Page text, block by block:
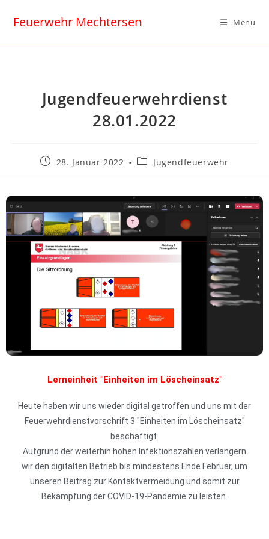
Feuerwehr Mechtersen Menü
Jugendfeuerwehrdienst
28.01.2022
28. Januar 2022 Jugendfeuerwehr
Lerneinheit "Einheiten im Löscheinsatz"
Heute haben wir uns wieder digital getroffen und uns mit der
Feuerwehrdienstvorschrift 3 "Einheiten im Löscheinsatz"
beschäftigt.
Aufgrund der weiterhin hohen Infektionszahlen verlängern
wir den digitalten Betrieb bis mindestens Ende Februar, um
unseren Beitrag zur Kontaktvermeidung und somit zur
Bekämpfung der COVID-19-Pandemie zu leisten.